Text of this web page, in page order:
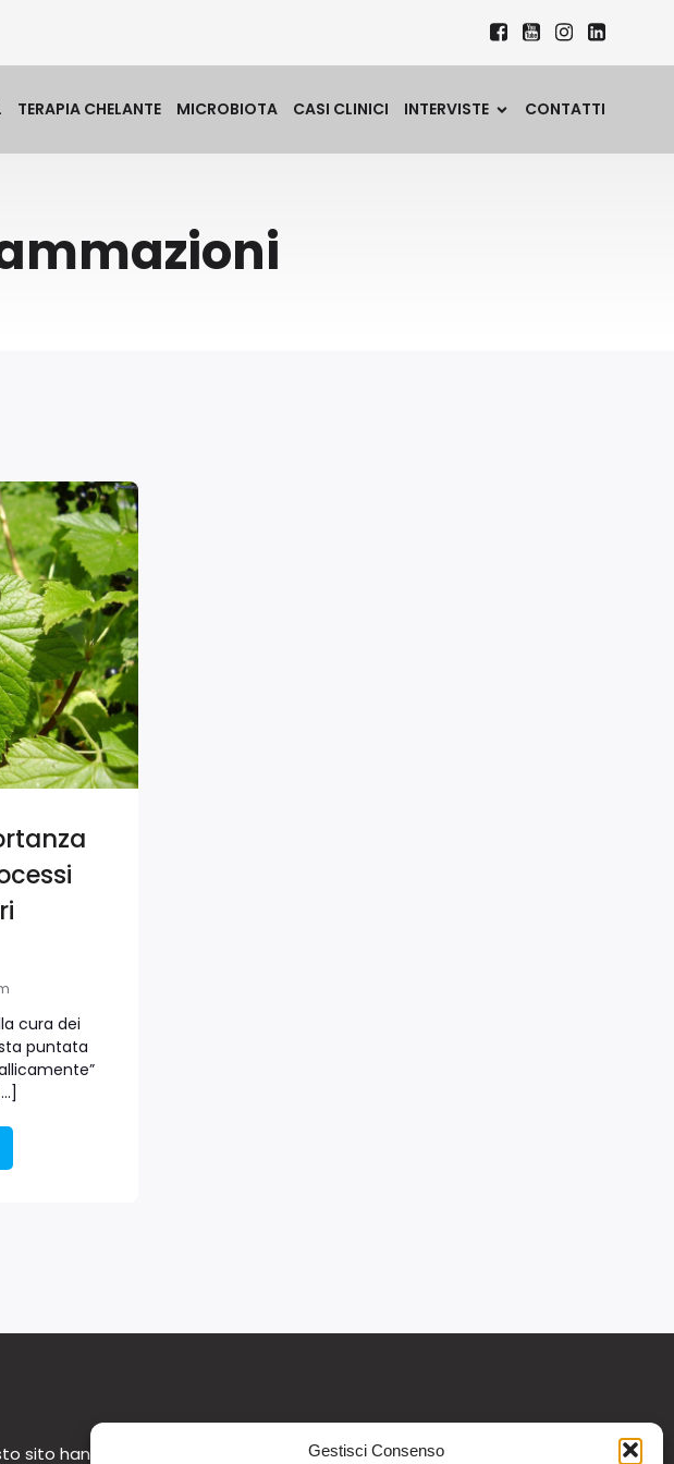
Gestisci Consenso
TERAPIA CHELANTE MICROBIOTA CASI CLINICI INTERVISTE CONTATTI
cura dei
puntata
sito hanno carattere informativo generale e non intendono in